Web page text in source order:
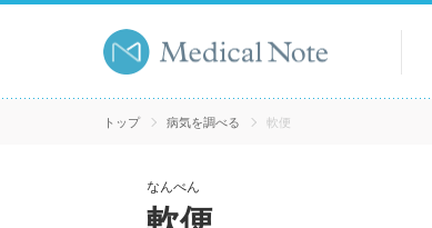
トップ 病気を調べる 軟便
なんべん